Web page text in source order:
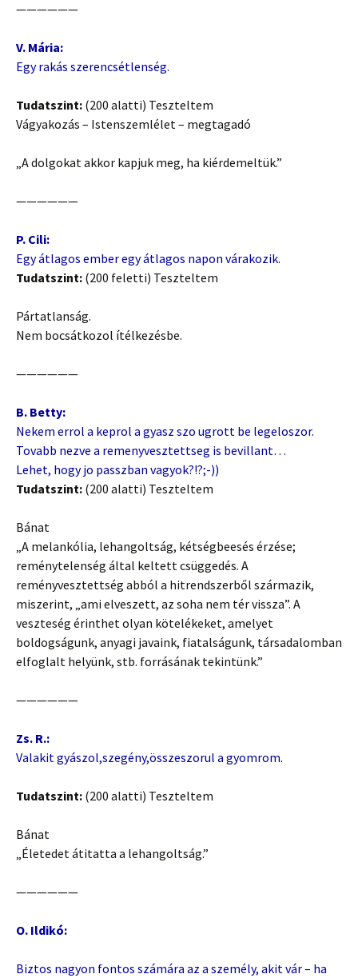
——————
V. Mária:
Egy rakás szerencsétlenség.
Tudatszint: (200 alatti) Teszteltem
Vágyakozás – Istenszemlélet – megtagadó
„A dolgokat akkor kapjuk meg, ha kiérdemeltük.”
——————
P. Cili:
Egy átlagos ember egy átlagos napon várakozik.
Tudatszint: (200 feletti) Teszteltem
Pártatlanság.
Nem bocsátkozol ítélkezésbe.
——————
B. Betty:
Nekem errol a keprol a gyasz szo ugrott be legeloszor.
Tovabb nezve a remenyvesztettseg is bevillant…
Lehet, hogy jo passzban vagyok?!?;-))
Tudatszint: (200 alatti) Teszteltem
Bánat
„A melankólia, lehangoltság, kétségbeesés érzése;
reménytelenség által keltett csüggedés. A
reményvesztettség abból a hitrendszerből származik,
miszerint, „ami elveszett, az soha nem tér vissza”. A
veszteség érinthet olyan kötelékeket, amelyet
boldogságunk, anyagi javaink, fiatalságunk, társadalomban
elfoglalt helyünk, stb. forrásának tekintünk.”
——————
Zs. R.:
Valakit gyászol,szegény,összeszorul a gyomrom.
Tudatszint: (200 alatti) Teszteltem
Bánat
„Életedet átitatta a lehangoltság.”
——————
O. Ildikó:
Biztos nagyon fontos számára az a személy, akit vár – ha